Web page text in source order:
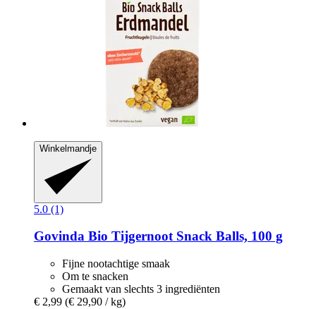
Winkelmandje
5.0 (1)
Govinda Bio Tijgernoot Snack Balls, 100 g
Fijne nootachtige smaak
Om te snacken
Gemaakt van slechts 3 ingrediënten
€ 2,99 (€ 29,90 / kg)